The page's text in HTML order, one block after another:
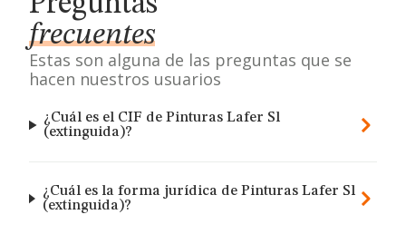
frecuentes
Estas son alguna de las preguntas que se
hacen nuestros usuarios
¿Cuál es el CIF de Pinturas Lafer Sl
(extinguida)?
¿Cuál es la forma jurídica de Pinturas Lafer Sl
(extinguida)?